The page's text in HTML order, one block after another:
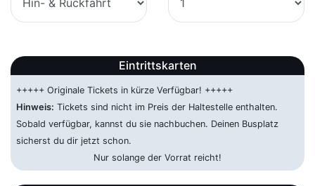
Oeynhausen
Ooser Bahnhofstraße 4, 76532
Beckum - Hbf 59,00 €
Beckum
Bedburg - Abfahrt 17 A61
Eintrittskarten
+++++ Originale Tickets in kürze Verfügbar! +++++
Hinweis: Tickets sind nicht im Preis der Haltestelle enthalten.
Sobald verfügbar, kannst du sie nachbuchen. Deinen Busplatz
sicherst du dir jetzt schon.
Nur solange der Vorrat reicht!